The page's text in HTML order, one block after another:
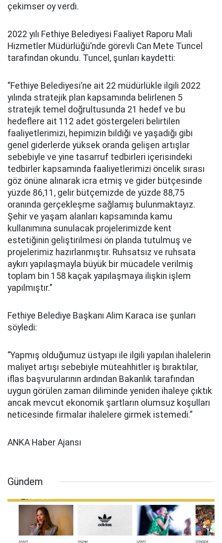
çekimser oy verdi.
2022 yılı Fethiye Belediyesi Faaliyet Raporu Mali
Hizmetler Müdürlüğü’nde görevli Can Mete Tuncel
tarafından okundu. Tuncel, şunları kaydetti:
“Fethiye Belediyesi’ne ait 22 müdürlükle ilgili 2022
yılında stratejik plan kapsamında belirlenen 5
stratejik temel doğrultusunda 21 hedef ve bu
hedeflere ait 112 adet göstergeleri belirtilen
faaliyetlerimizi, hepimizin bildiği ve yaşadığı gibi
genel giderlerde yüksek oranda gelişen artışlar
sebebiyle ve yine tasarruf tedbirleri içerisindeki
tedbirler kapsamında faaliyetlerimizi öncelik sırası
göz önüne alınarak icra etmiş ve gider bütçesinde
yüzde 86,11, gelir bütçemizde de yüzde 88,75
oranında gerçekleşme sağlamış bulunmaktayız.
Şehir ve yaşam alanları kapsamında kamu
kullanımına sunulacak projelerimizde kent
estetiğinin geliştirilmesi ön planda tutulmuş ve
projelerimiz hazırlanmıştır. Ruhsatsız ve ruhsata
aykırı yapılaşmayla büyük bir mücadele verilmiş
toplam bin 158 kaçak yapılaşmaya ilişkin işlem
yapılmıştır.”
Fethiye Belediye Başkanı Alim Karaca ise şunları
söyledi:
“Yapmış olduğumuz üstyapı ile ilgili yapılan ihalelerin
maliyet artışı sebebiyle müteahhitler iş bıraktılar,
iflas başvurularının ardından Bakanlık tarafından
uygun görülen zaman diliminde yeniden ihaleye çıktık
ancak mevcut ekonomik şartların olumsuz koşulları
neticesinde firmalar ihalelere girmek istemedi.”
ANKA Haber Ajansı
Gündem